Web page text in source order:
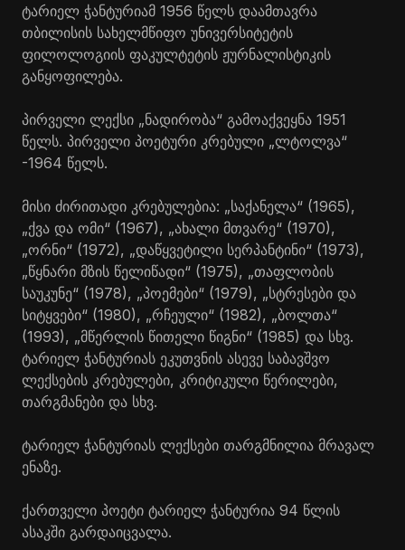
ტარიელ ჭანტურიამ 1956 წელს დაამთავრა
თბილისის სახელმწიფო უნივერსიტეტის
ფილოლოგიის ფაკულტეტის ჟურნალისტიკის
განყოფილება.
პირველი ლექსი „ნადირობა“ გამოაქვეყნა 1951
წელს. პირველი პოეტური კრებული „ლტოლვა“
-1964 წელს.
მისი ძირითადი კრებულებია: „საქანელა“ (1965),
„ქვა და ომი“ (1967), „ახალი მთვარე“ (1970),
„ორნი“ (1972), „დაწყვეტილი სერპანტინი“ (1973),
„წყნარი მზის წელიწადი“ (1975), „თაფლობის
საუკუნე“ (1978), „პოემები“ (1979), „სტრესები და
სიტყვები“ (1980), „რჩეული“ (1982), „ბოლთა“
(1993), „მწერლის წითელი წიგნი“ (1985) და სხვ.
ტარიელ ჭანტურიას ეკუთვნის ასევე საბავშვო
ლექსების კრებულები, კრიტიკული წერილები,
თარგმანები და სხვ.
ტარიელ ჭანტურიას ლექსები თარგმნილია მრავალ
ენაზე.
ქართველი პოეტი ტარიელ ჭანტურია 94 წლის
ასაკში გარდაიცვალა.